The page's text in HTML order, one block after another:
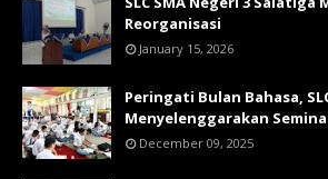
Reorganisasi
January 15, 2026
Peringati Bulan Bahasa,
Menyelenggarakan
December 09, 2025